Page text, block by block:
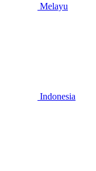
Melayu
Indonesia